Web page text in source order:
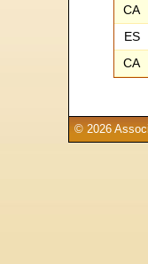
CA
ES
CA
© 2026